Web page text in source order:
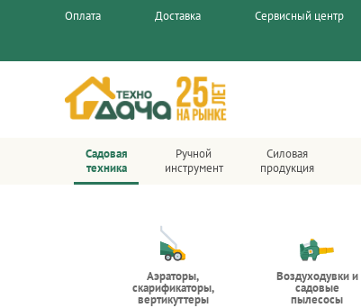
Оплата Доставка Сервисный центр
Садовая
техника
Ручной
инструмент
Силовая
продукция
Аэраторы,
скарификаторы,
вертикуттеры
Воздуходувки и
садовые
пылесосы